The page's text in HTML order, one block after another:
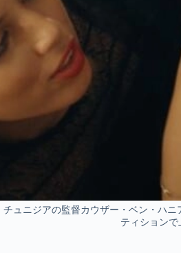
チュニジアの監督カウザー・ベン・ハニ
ティション